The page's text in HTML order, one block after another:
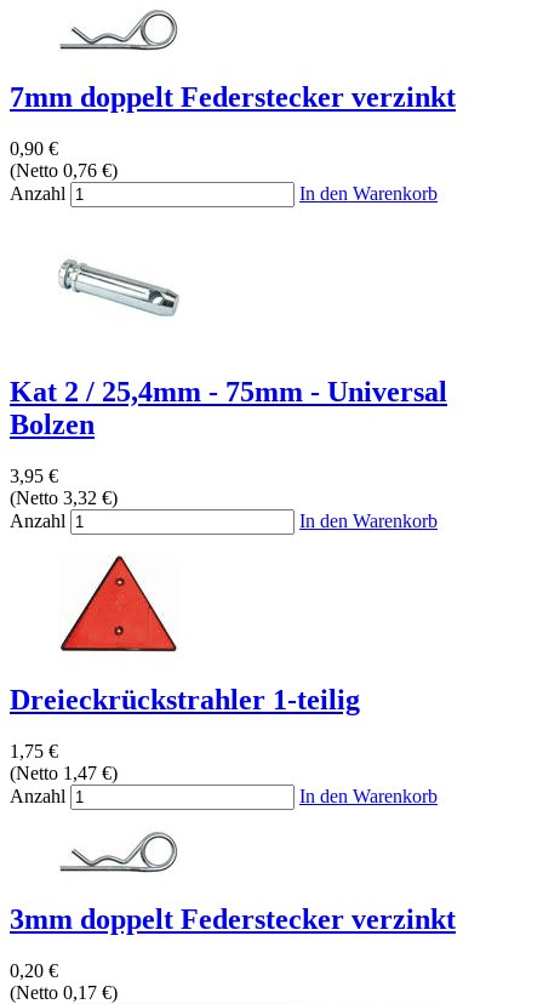
7mm doppelt Federstecker verzinkt
0,90 €
(Netto 0,76 €)
Anzahl
In den Warenkorb
Kat 2 / 25,4mm - 75mm - Universal
Bolzen
3,95 €
(Netto 3,32 €)
Anzahl
In den Warenkorb
Dreieckrückstrahler 1-teilig
1,75 €
(Netto 1,47 €)
Anzahl
In den Warenkorb
3mm doppelt Federstecker verzinkt
0,20 €
(Netto 0,17 €)